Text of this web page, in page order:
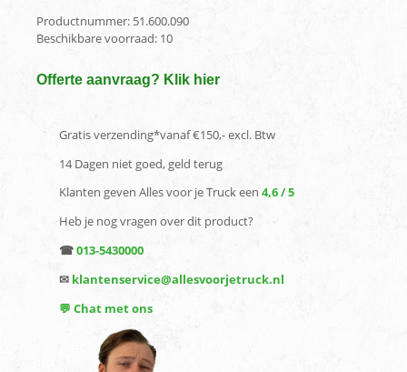
Productnummer: 51.600.090
Beschikbare voorraad: 10
Offerte aanvraag? Klik hier
Gratis verzending*vanaf €150,- excl. Btw
14 Dagen niet goed, geld terug
Klanten geven Alles voor je Truck een 4,6 / 5
Heb je nog vragen over dit product?
☎013-5430000
✉ klantenservice@allesvoorjetruck.nl
💬 Chat met ons